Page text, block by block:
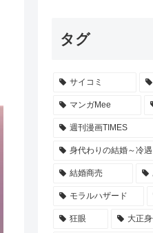
タグ
サイコミ
マンガMee
週刊漫画TIMES
身代わりの結婚～冷
結婚商売
モラルハザード
狂眼 大正